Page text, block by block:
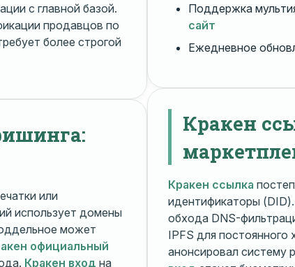
с главной базой.
продавцов по
более строгой
или
использует домены
может
официальный
Кракен вход на
Поддержка
сайт
Ежедневное
Кракен
Кракен ссылка
идентификаторы (DID).
обхода DNS-
IPFS для постоянного
анонсировал систему